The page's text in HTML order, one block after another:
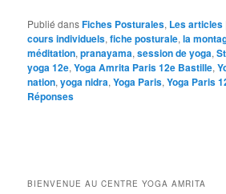
Publié dansFiches Posturales, Les articles
cours individuels,fiche posturale,la
méditation,pranayama,session de yoga,
yoga 12e,Yoga Amrita Paris 12e Bastille,
nation,yoga nidra,Yoga Paris,Yoga Paris
Réponses
BIENVENUE AU CENTRE YOGA AMRITA